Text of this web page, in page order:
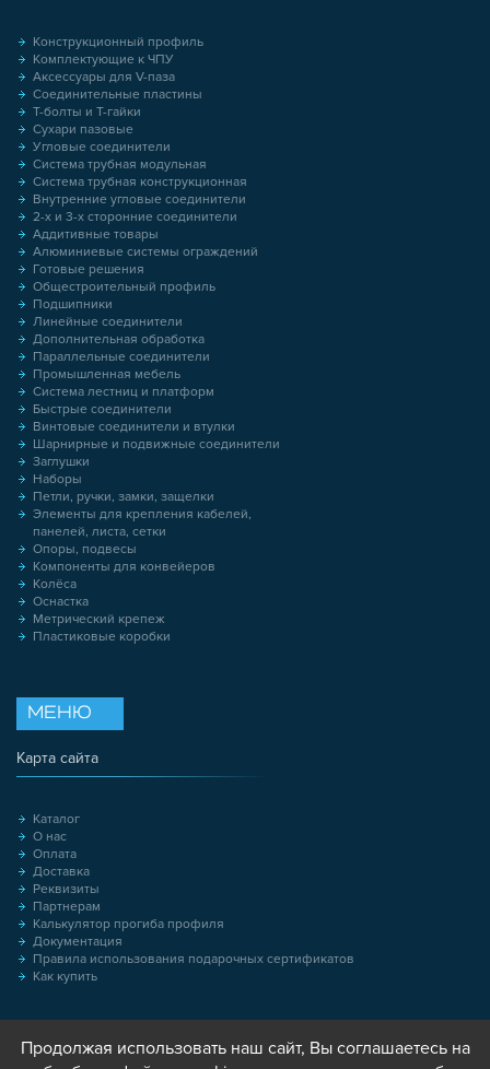
Конструкционный профиль
Комплектующие к ЧПУ
Аксессуары для V-паза
Соединительные пластины
Т-болты и Т-гайки
Сухари пазовые
Угловые соединители
Система трубная модульная
Система трубная конструкционная
Внутренние угловые соединители
2-х и 3-х сторонние соединители
Аддитивные товары
Алюминиевые системы ограждений
Готовые решения
Общестроительный профиль
Подшипники
Линейные соединители
Дополнительная обработка
Параллельные соединители
Промышленная мебель
Система лестниц и платформ
Быстрые соединители
Винтовые соединители и втулки
Шарнирные и подвижные соединители
Заглушки
Наборы
Петли, ручки, замки, защелки
Элементы для крепления кабелей,
панелей, листа, сетки
Опоры, подвесы
Компоненты для конвейеров
Колёса
Оснастка
Метрический крепеж
Пластиковые коробки
МЕНЮ
Карта сайта
Каталог
О нас
Оплата
Доставка
Реквизиты
Партнерам
Калькулятор прогиба профиля
Документация
Правила использования подарочных сертификатов
Как купить
Продолжая использовать наш сайт, Вы соглашаетесь на